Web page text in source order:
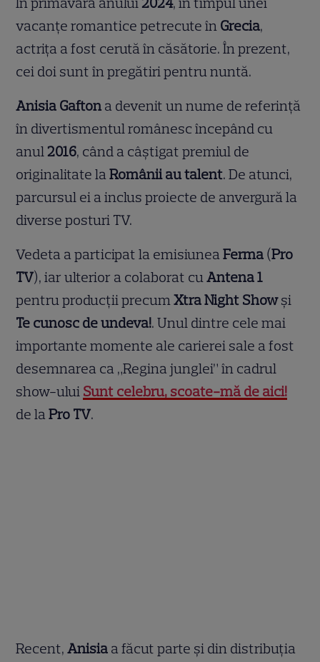
vacanțe romantice petrecute în Grecia,
actrița a fost cerută în căsătorie. În prezent,
cei doi sunt în pregătiri pentru nuntă.
Anisia Gafton a devenit un nume de referință
în divertismentul românesc începând cu
anul 2016, când a câștigat premiul de
originalitate laRomânii au talent. De atunci,
parcursul ei a inclus proiecte de anvergură la
diverse posturi TV.
Vedeta a participat la emisiuneaFerma (Pro
TV), iar ulterior a colaborat cuAntena 1
pentru producții precumXtra Night Showși
Te cunosc de undeva!. Unul dintre cele mai
importante momente ale carierei sale a fost
desemnarea ca „Regina junglei” în cadrul
show-ului Sunt celebru, scoate-mă de aici!
de laPro TV.
Recent,Anisia a făcut parte și din distribuția